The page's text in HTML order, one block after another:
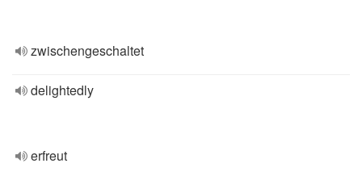
zwischengeschaltet
delightedly
erfreut